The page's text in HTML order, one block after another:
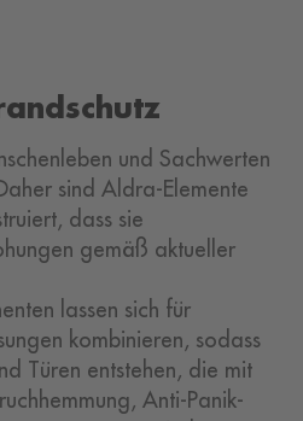
und Sachwerten
sind Aldra-Elemente
dass sie
gemäß aktueller
lassen sich für
kombinieren, sodass
Türen entstehen, die mit
Anti-Panik-